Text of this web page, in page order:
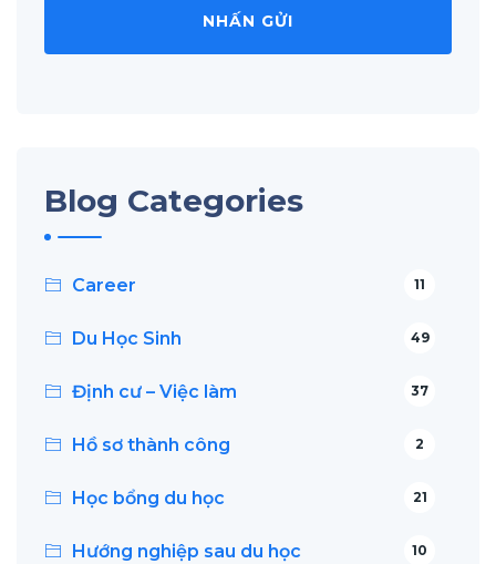
Blog Categories
Career 11
Du Học Sinh 49
Định cư – Việc làm 37
Hồ sơ thành công 2
Học bổng du học 21
Hướng nghiệp sau du học 10